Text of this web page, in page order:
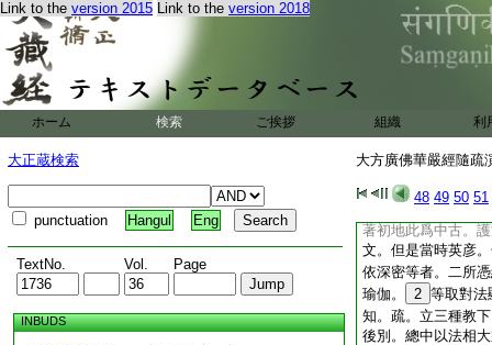
Link to the version 2015 Link to the version 2018
ホーム 検索 ご挨拶 組織 利
大正蔵検索
punctuation Hangul Eng
TextNo. Vol. Page
INBUDS
大方廣佛華嚴經隨疏
48 49 50 51
有二宗。又案西域
師。欲從學法。師
窮究。三藏自思本
我夙願。遂不學此
天竺國三藏法師地
太原寺翻譯經論。
戒賢遠承下。第二
中文皆有五。一師
顯所立。四彰了不
著初地此爲中古。
文。但是當時英彦
依深密等者。二所
瑜伽。
2 等取對法
知。疏。立三種教
後別。總中以法相